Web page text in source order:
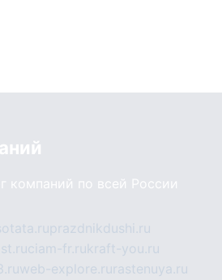
компаний по всей России
prazdnikdushi.ru
ciam-fr.rukraft-you.ru
web-explore.ru rastenuya.ru